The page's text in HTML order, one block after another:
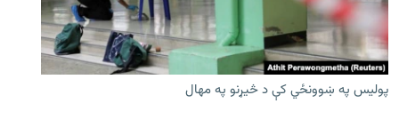
پولیس په ښوونځي کې د څیړنو په مهال